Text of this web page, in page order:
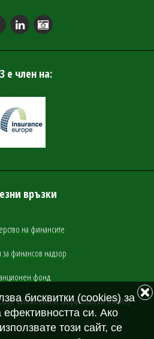
е член на:
връзки
на финансите
финансов надзор
фонд
автомобилни застрахователи (НББАЗ)
бисквитки (cookies) за
си. Ако
този сайт, се